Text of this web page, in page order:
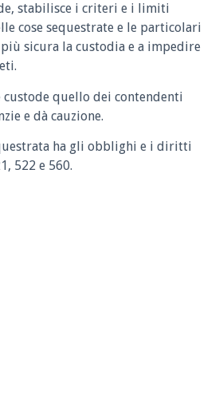
stabilisce i criteri e i limiti
cose sequestrate e le particolari
sicura la custodia e a impedire
quello dei contendenti
e dà cauzione.
ha gli obblighi e i diritti
522 e 560.